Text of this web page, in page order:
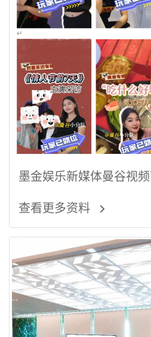
墨金娱乐新媒体曼谷视
查看更多资料